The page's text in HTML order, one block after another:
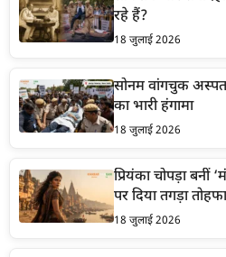
रहे हैं?
18 जुलाई 2026
सोनम वांगचुक
का भारी हंगामा
18 जुलाई 2026
प्रियंका चोपड़ा बनीं
पर दिया तगड़ा तोहफा
18 जुलाई 2026